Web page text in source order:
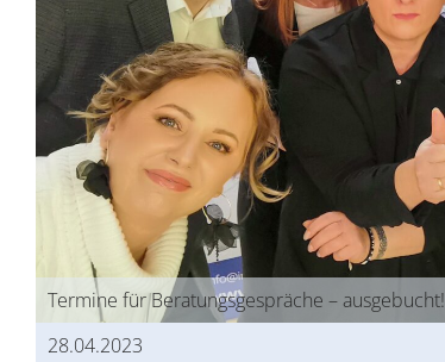
Termine für Beratungsgespräche – ausgebucht!
28.04.2023